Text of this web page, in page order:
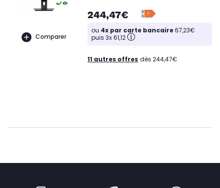
Comparer
244,47€
ou 4x par carte bancaire67,23€
puis 3x 61,12
11 autres offres dès 244,47€